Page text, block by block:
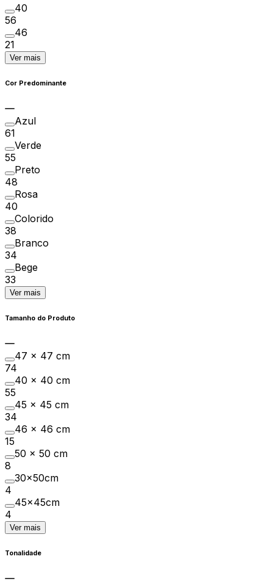
40
56
46
21
Ver mais
Cor Predominante
Azul
61
Verde
55
Preto
48
Rosa
40
Colorido
38
Branco
34
Bege
33
Ver mais
Tamanho do Produto
47 x 47 cm
74
40 x 40 cm
55
45 x 45 cm
34
46 x 46 cm
15
50 x 50 cm
8
30x50cm
4
45x45cm
4
Ver mais
Tonalidade